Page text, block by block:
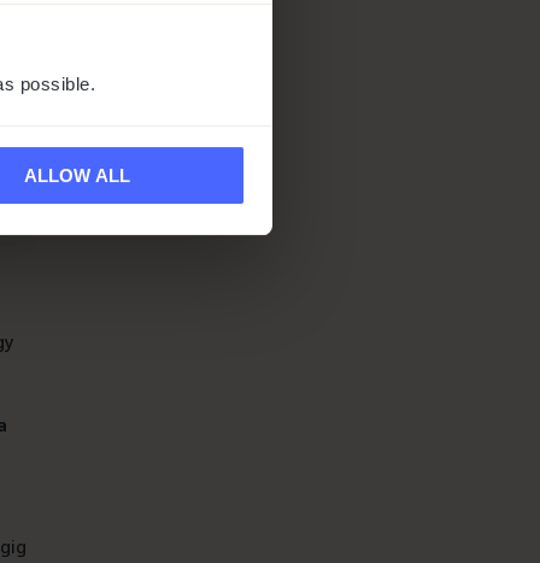
possible.
ALLOW ALL